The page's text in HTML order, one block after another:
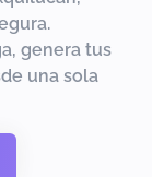
genera tus
una sola